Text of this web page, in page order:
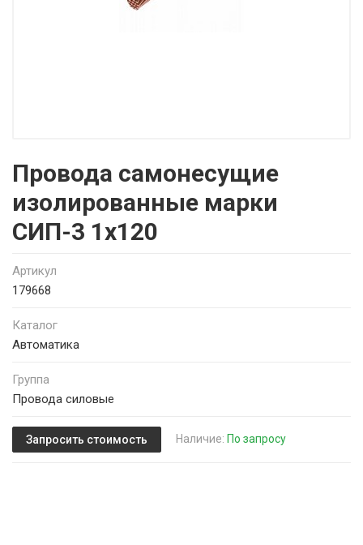
Провода самонесущие
изолированные марки
СИП-3 1х120
Артикул
179668
Каталог
Автоматика
Группа
Провода силовые
Запросить стоимость Наличие: По запросу